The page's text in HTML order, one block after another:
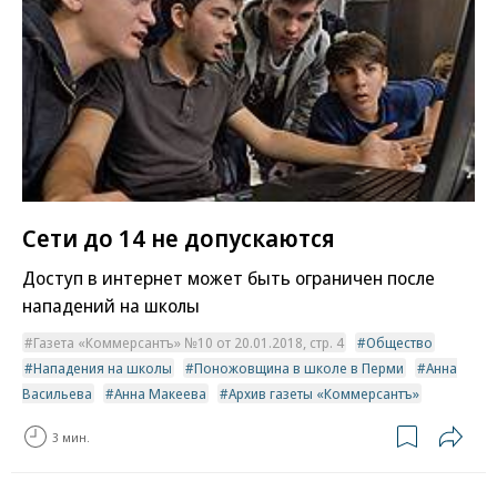
Сети до 14 не допускаются
Доступ в интернет может быть ограничен после
нападений на школы
Газета «Коммерсантъ» №10 от 20.01.2018, стр. 4
Общество
Нападения на школы
Поножовщина в школе в Перми
Анна
Васильева
Анна Макеева Архив газеты «Коммерсантъ»
3 мин.